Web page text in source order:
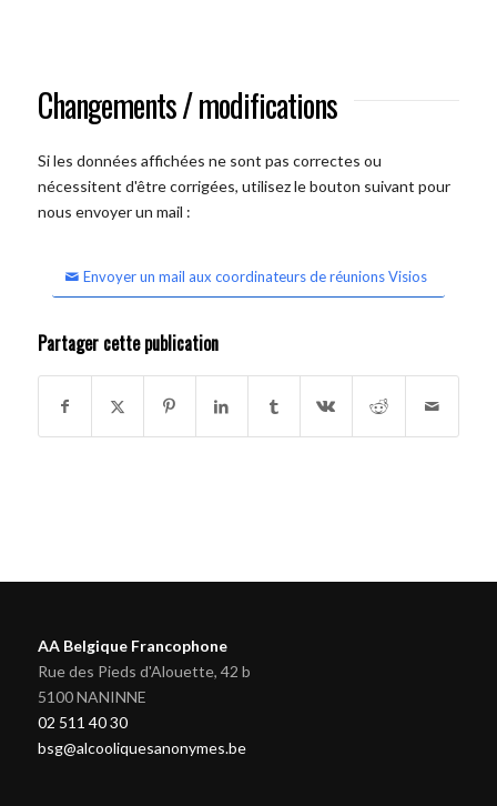
Changements / modifications
Si les données affichées ne sont pas correctes ou
nécessitent d'être corrigées, utilisez le bouton suivant pour
nous envoyer un mail :
Envoyer un mail aux coordinateurs de réunions Visios
Partager cette publication
AA Belgique Francophone
Rue des Pieds d'Alouette, 42 b
5100 NANINNE
02 511 40 30
bsg@alcooliquesanonymes.be